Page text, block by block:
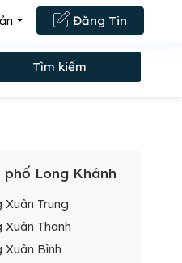
Đăng Tin
Long Khánh
Xuân Trung
Xuân Thanh
Xuân Bình
Tìm kiếm